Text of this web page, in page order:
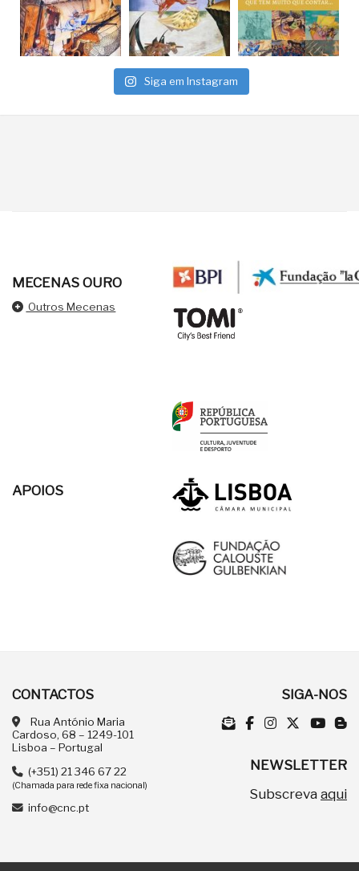
Siga em Instagram
MECENAS OURO
Outros Mecenas
APOIOS
CONTACTOS
Rua António Maria
Cardoso, 68 – 1249-101
Lisboa – Portugal
(+351) 21 346 67 22
(Chamada para rede fixa nacional)
info@cnc.pt
SIGA-NOS
NEWSLETTER
Subscreva aqui